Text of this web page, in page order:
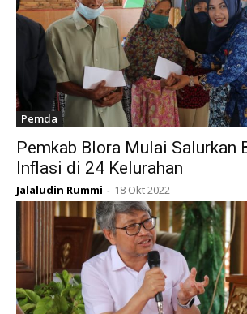
Pemda
Pemkab Blora Mulai Salurkan
Inflasi di 24 Kelurahan
Jalaludin Rummi - 18 Okt 2022